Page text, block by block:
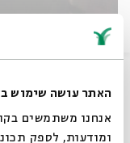
האתר עושה שימוש
ומודעות, לספק
בהשתתפות במאי
(גיטי) וזוהר